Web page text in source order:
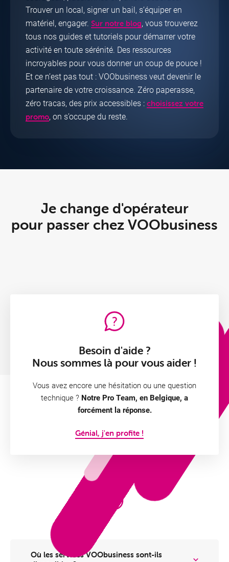
Trouver un local, signer un bail, s’équiper en
matériel, engager. Sur notre blog, vous trouverez
tous nos guides et tutoriels pour démarrer votre
activité en toute sérénité. Des ressources
incroyables pour vous donner un coup de pouce !
Et ce n’est pas tout : VOObusiness veut devenir le
partenaire de votre croissance. Zéro paperasse,
zéro tracas, des prix accessibles : choisissez votre
promo, on s’occupe du reste.
Je change d'opérateur
pour passer chez VOObusiness
Besoin d'aide ?
Nous sommes là pour vous aider !
Vous avez encore une hésitation ou une question
technique ? Notre Pro Team, en Belgique, a
forcément la réponse.
Génial, j'en profite !
Où les services VOObusiness sont-ils